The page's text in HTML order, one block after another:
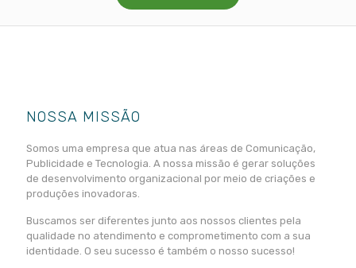
NOSSA MISSÃO
Somos uma empresa que atua nas áreas de Comunicação,
Publicidade e Tecnologia. A nossa missão é gerar soluções
de desenvolvimento organizacional por meio de criações e
produções inovadoras.
Buscamos ser diferentes junto aos nossos clientes pela
qualidade no atendimento e comprometimento com a sua
identidade. O seu sucesso é também o nosso sucesso!